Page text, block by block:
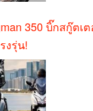
350 บิ๊กสกู๊ตเ
งรุ่น!